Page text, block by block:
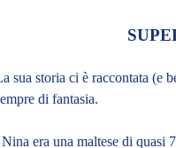
sua storia ci è raccontata (e
di fantasia.
Nina era una maltese di quasi